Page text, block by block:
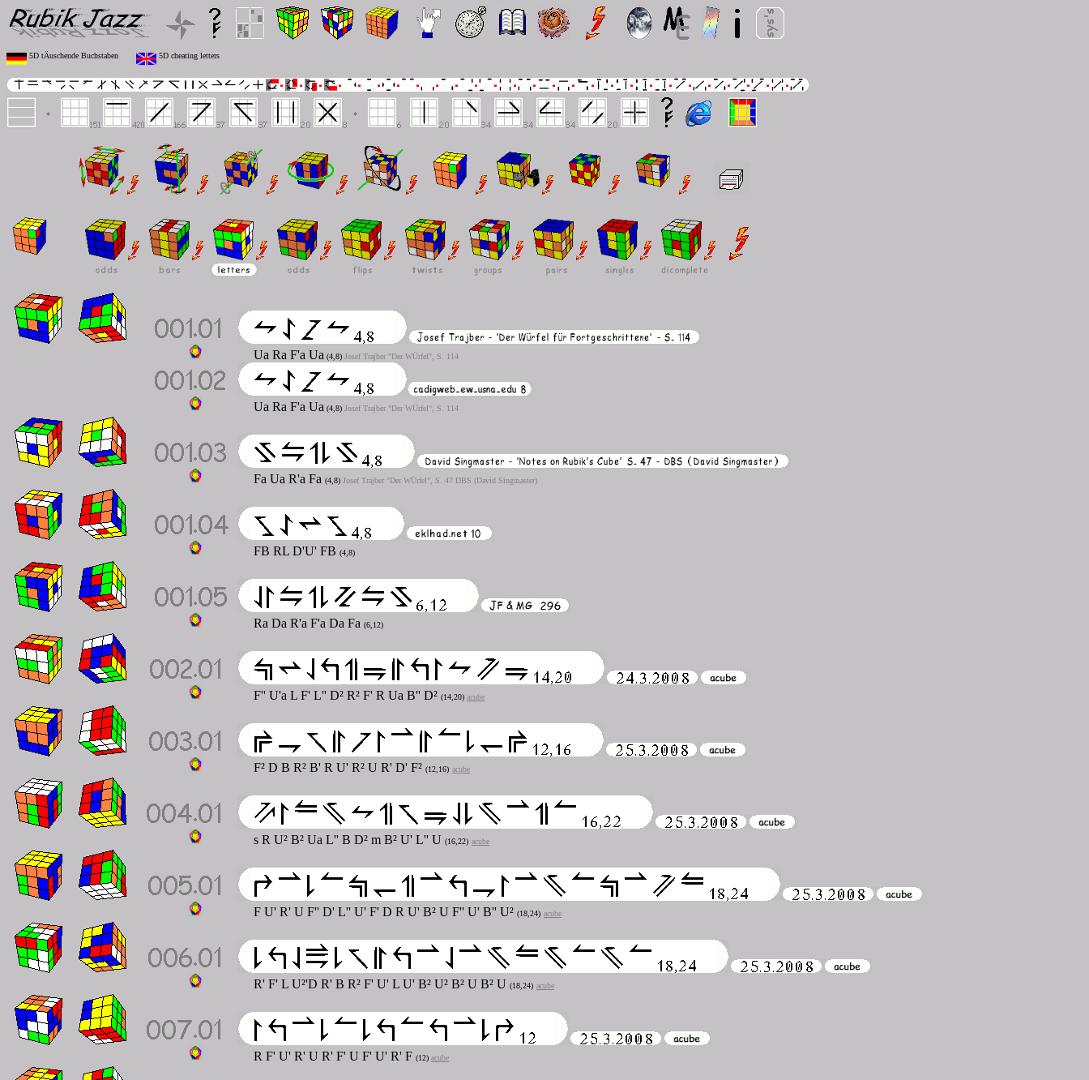
5D tÄuschende Buchstaben 5D cheating letters
Ua Ra F'a Ua (4,8) Josef Trajber "Der WÜrfel", S. 114
Ua Ra F'a Ua (4,8) Josef Trajber "Der WÜrfel", S. 114
Fa Ua R'a Fa (4,8) Josef Trajber "Der WÜrfel", S. 47 DBS (David Singmaster)
FB RL D'U' FB (4,8)
Ra Da R'a F'a Da Fa (6,12)
F'' U'a L F' L'' D² R² F' R Ua B'' D² (14,20) acube
F² D B R² B' R U' R² U R' D' F² (12,16) acube
s R U² B² Ua L'' B D² m B² U' L'' U (16,22) acube
F U' R' U F'' D' L'' U' F' D R U' B² U F'' U' B'' U² (18,24) acube
R' F' L U²'D R' B R² F' U' L U' B² U² B² U B² U (18,24) acube
R F' U' R' U R' F' U F' U' R' F (12) acube